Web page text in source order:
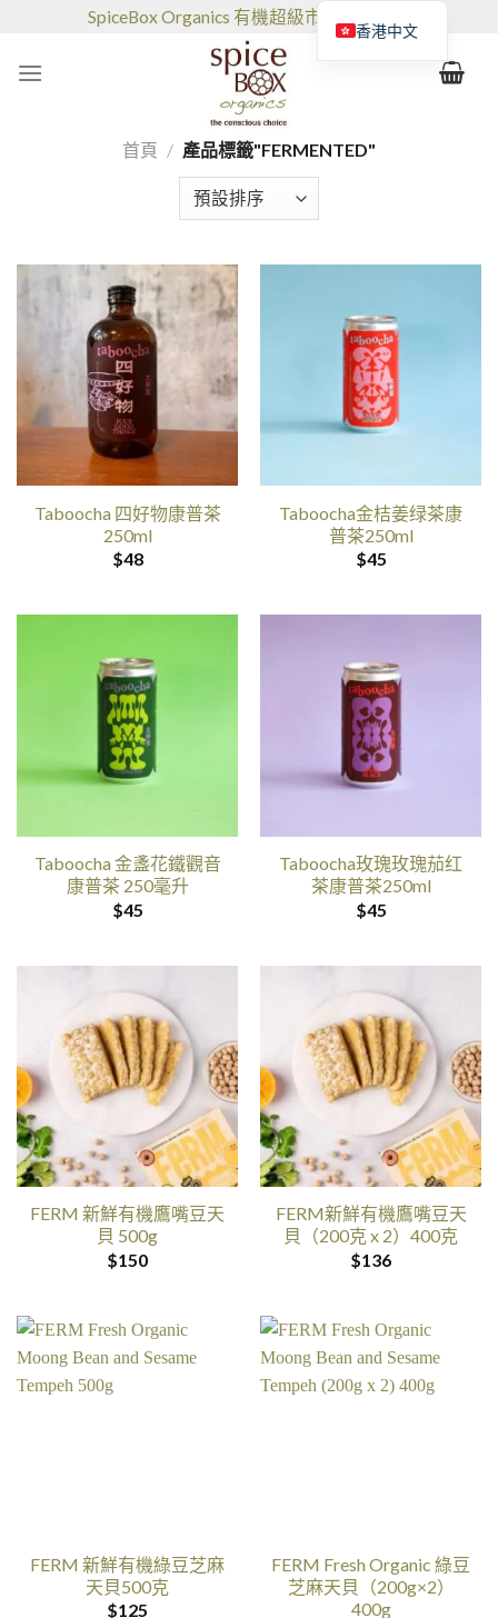
SpiceBox Organics 有機超級市場和咖啡館
首頁 / 產品標籤"FERMENTED"
Taboocha 四好物康普茶
250ml
$48
Taboocha金桔姜绿茶康
普茶250ml
$45
Taboocha 金盞花鐵觀音
康普茶 250毫升
$45
Taboocha玫瑰玫瑰茄红
茶康普茶250ml
$45
FERM 新鮮有機鷹嘴豆天
貝 500g
$150
FERM新鮮有機鷹嘴豆天
貝（200克 x 2）400克
$136
FERM 新鮮有機綠豆芝麻
天貝500克
$125
FERM Fresh Organic 綠豆
芝麻天貝（200g×2）
400g
香港中文